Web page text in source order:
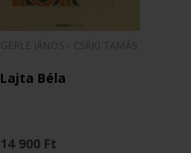
Lajta Béla
14 900 Ft